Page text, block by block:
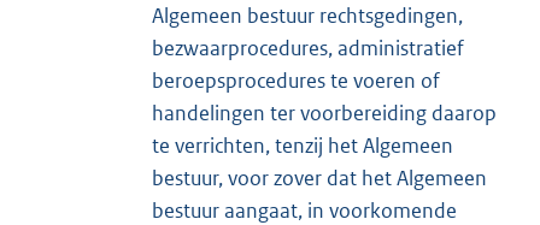
Algemeen bestuur rechtsgedingen,
bezwaarprocedures, administratief
beroepsprocedures te voeren of
handelingen ter voorbereiding daarop
te verrichten, tenzij het Algemeen
bestuur, voor zover dat het Algemeen
bestuur aangaat, in voorkomende